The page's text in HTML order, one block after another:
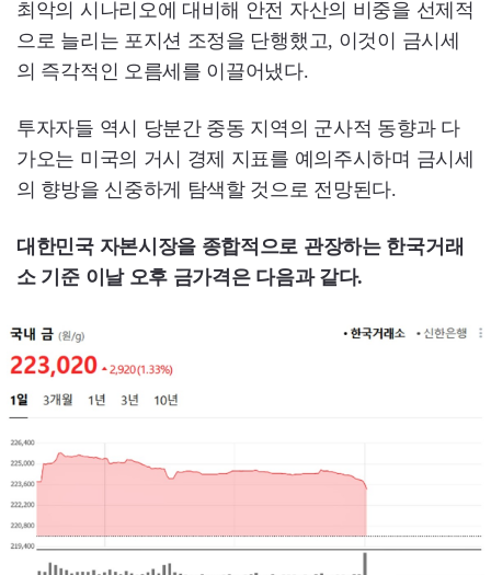
최악의 시나리오에 대비해 안전 자산의 비중을 선제적
으로 늘리는 포지션 조정을 단행했고, 이것이 금시세
의 즉각적인 오름세를 이끌어냈다.
투자자들 역시 당분간 중동 지역의 군사적 동향과 다
가오는 미국의 거시 경제 지표를 예의주시하며 금시세
의 향방을 신중하게 탐색할 것으로 전망된다.
대한민국 자본시장을 종합적으로 관장하는 한국거래
소 기준 이날 오후 금가격은 다음과 같다.